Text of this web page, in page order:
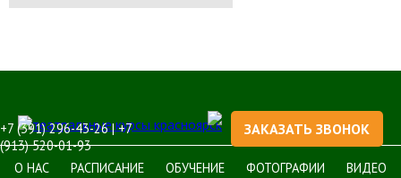
ЗАКАЗАТЬ ЗВОНОК
+7 (391) 296-43-26 | +7
(913) 520-01-93
О НАС
РАСПИСАНИЕ ОБУЧЕНИЕ ФОТОГРАФИИ
ВИДЕО